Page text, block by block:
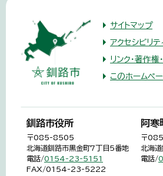
サイトマップ
アクセシビリ
リンク・著作権
このホームペ
釧路市役所
〒085-8505
北海道釧路市黒金町7丁目5番地
電話/0154-23-5151
FAX/0154-23-5222
阿寒
〒
北海
電話/